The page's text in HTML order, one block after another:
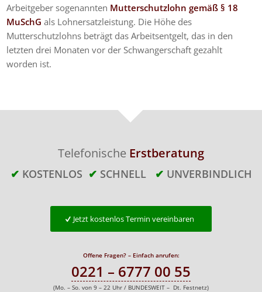
Arbeitgeber sogenannten Mutterschutzlohn gemäß § 18
MuSchG als Lohnersatzleistung. Die Höhe des
Mutterschutzlohns beträgt das Arbeitsentgelt, das in den
letzten drei Monaten vor der Schwangerschaft gezahlt
worden ist.
Telefonische Erstberatung
✔ KOSTENLOS ✔ SCHNELL ✔ UNVERBINDLICH
Jetzt kostenlos Termin vereinbaren
Offene Fragen? – Einfach anrufen:
0221 – 6777 00 55
(Mo. – So. von 9 – 22 Uhr / BUNDESWEIT – Dt. Festnetz)